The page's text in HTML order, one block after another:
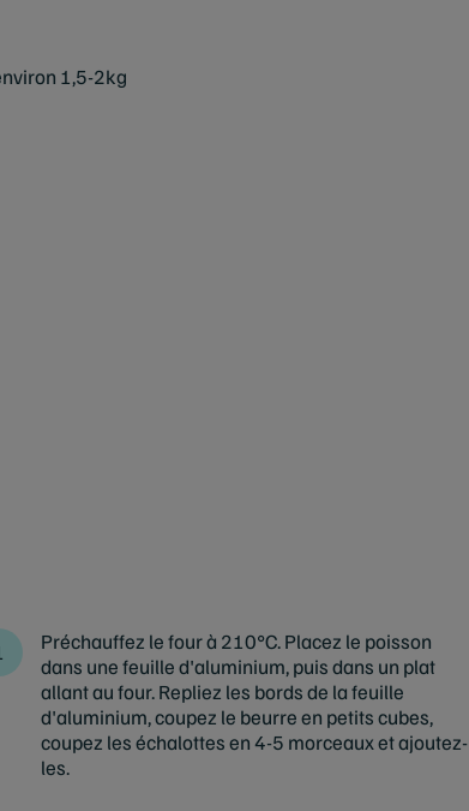
1,5-2kg
Préchauffez le four à 210°C. Placez le poisson
dans une feuille d'aluminium, puis dans un plat
allant au four. Repliez les bords de la feuille
d'aluminium, coupez le beurre en petits cubes,
coupez les échalottes en 4-5 morceaux et ajoutez-
les.